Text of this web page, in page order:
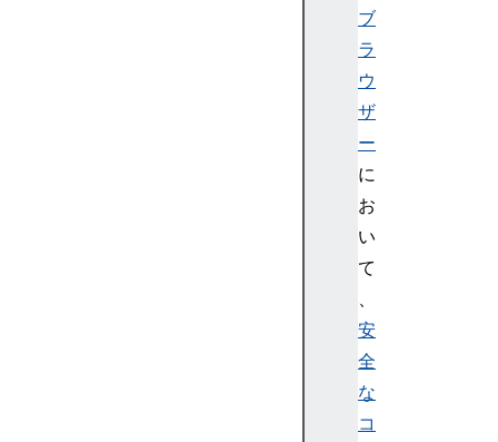
ブ
ラ
ウ
ザ
ー
に
お
い
て
、
安
全
な
コ